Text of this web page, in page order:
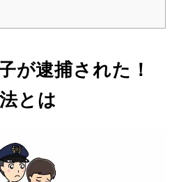
が逮捕された！
とは